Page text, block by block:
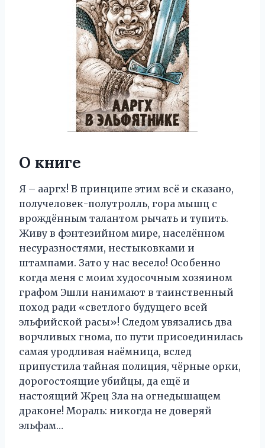
О книге
Я – ааргх! В принципе этим всё и сказано,
получеловек-полутролль, гора мышц с
врождённым талантом рычать и тупить.
Живу в фэнтезийном мире, населённом
несуразностями, нестыковками и
штампами. Зато у нас весело! Особенно
когда меня с моим худосочным хозяином
графом Эшли нанимают в таинственный
поход ради «светлого будущего всей
эльфийской расы»! Следом увязались два
ворчливых гнома, по пути присоединилась
самая уродливая наёмница, вслед
припустила тайная полиция, чёрные орки,
дорогостоящие убийцы, да ещё и
настоящий Жрец Зла на огнедышащем
драконе! Мораль: никогда не доверяй
эльфам…